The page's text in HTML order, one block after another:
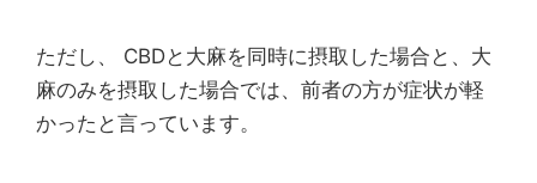
ただし、 CBDと大麻を同時に摂取した場合と、大
麻のみを摂取した場合では、前者の方が症状が軽
かったと言っています。